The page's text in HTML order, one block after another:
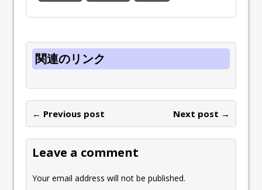
関連のリンク
← Previous post Next post →
Leave a comment
Your email address will not be published.